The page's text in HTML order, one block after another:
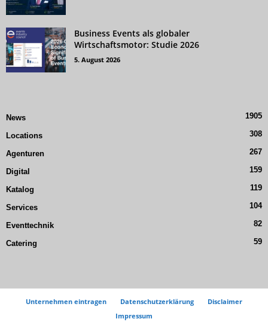
Business Events als globaler
Wirtschaftsmotor: Studie 2026
5. August 2026
News 1905
Locations 308
Agenturen 267
Digital 159
Katalog 119
Services 104
Eventtechnik 82
Catering 59
Unternehmen eintragen Datenschutzerklärung
Disclaimer
Impressum